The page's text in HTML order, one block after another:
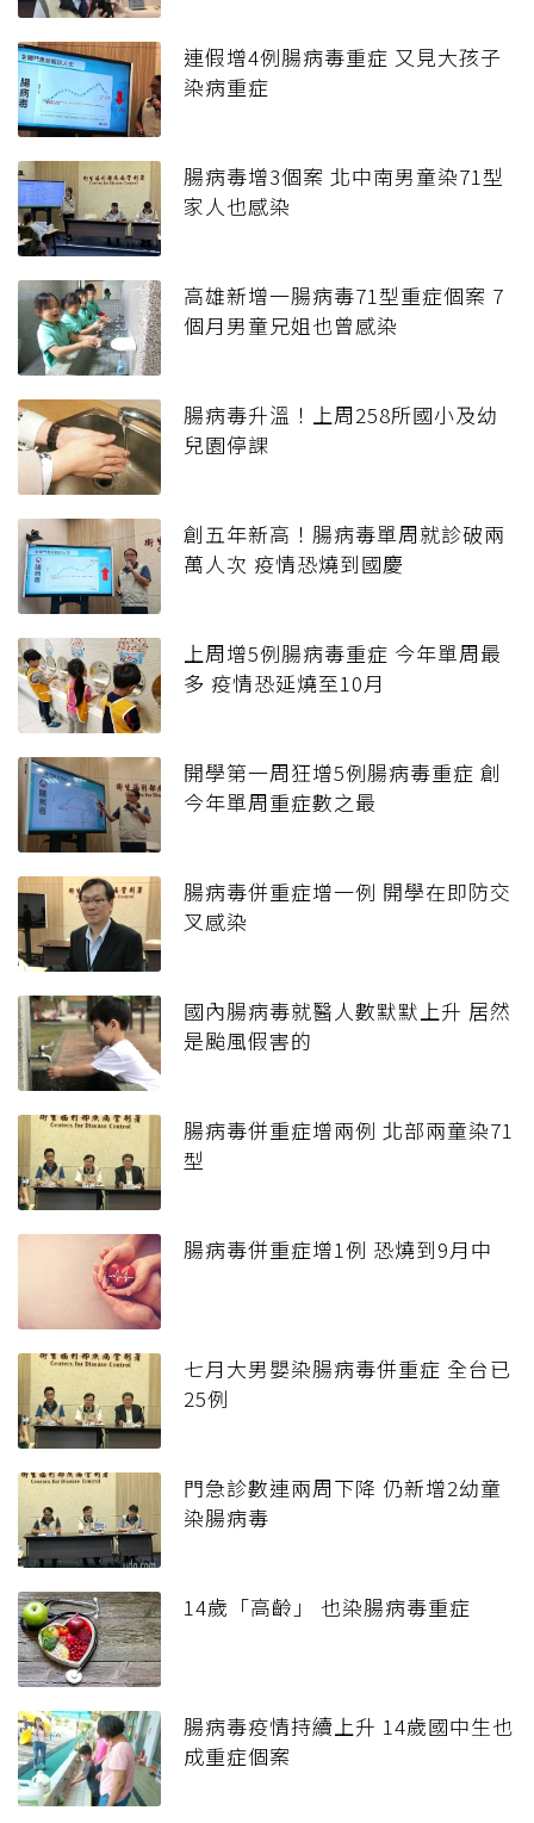
連假增4例腸病毒重症 又見大孩子
染病重症
腸病毒增3個案 北中南男童染71型
家人也感染
高雄新增一腸病毒71型重症個案 7
個月男童兄姐也曾感染
腸病毒升溫！上周258所國小及幼
兒園停課
創五年新高！腸病毒單周就診破兩
萬人次 疫情恐燒到國慶
上周增5例腸病毒重症 今年單周最
多 疫情恐延燒至10月
開學第一周狂增5例腸病毒重症 創
今年單周重症數之最
腸病毒併重症增一例 開學在即防交
叉感染
國內腸病毒就醫人數默默上升 居然
是颱風假害的
腸病毒併重症增兩例 北部兩童染71
型
腸病毒併重症增1例 恐燒到9月中
七月大男嬰染腸病毒併重症 全台已
25例
門急診數連兩周下降 仍新增2幼童
染腸病毒
14歲「高齡」 也染腸病毒重症
腸病毒疫情持續上升 14歲國中生也
成重症個案